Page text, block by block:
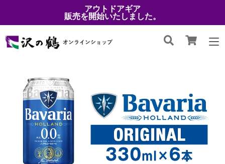
アウトドアギア
販売を開始いたしました。